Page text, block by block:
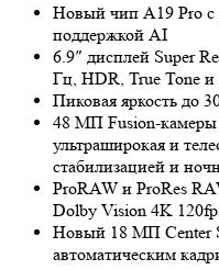
Новый чип A19 Pro с
поддержкой AI
6.9″ дисплей Super
Гц, HDR, True Tone
Пиковая яркость до
48 МП Fusion-камеры
ультраширокая и
стабилизацией и
ProRAW и ProRes
Dolby Vision 4K
Новый 18 МП Center
автоматическим